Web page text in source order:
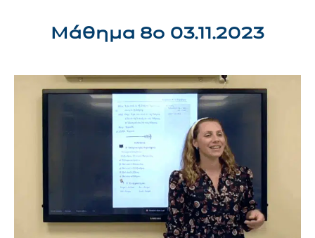
Mάθημα 8ο 03.11.2023